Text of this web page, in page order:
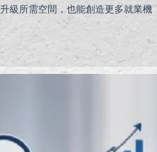
級所需空間，也能創造更多就業機